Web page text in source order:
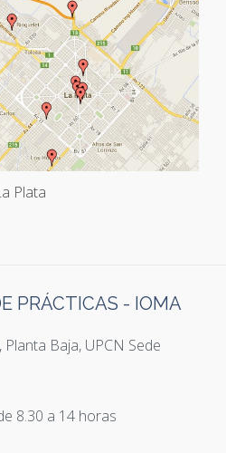
Plata
PRÁCTICAS - IOMA
Planta Baja, UPCN Sede
8.30 a 14 horas